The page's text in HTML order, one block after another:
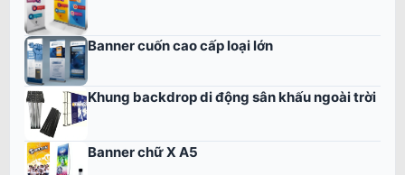
Banner cuốn cao cấp loại lớn
Khung backdrop di động sân khấu ngoài trời
Banner chữ X A5